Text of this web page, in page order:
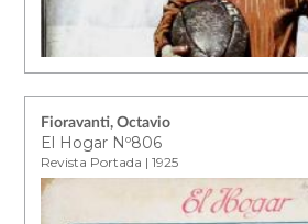
Fioravanti, Octavio
El Hogar Nº806
Revista Portada | 1925